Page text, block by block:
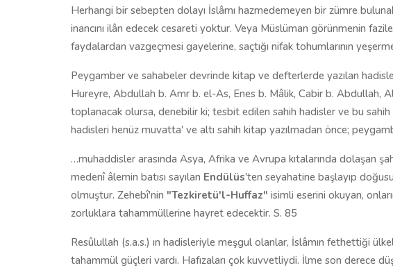
Herhangi bir sebepten dolayı İslâmı hazmedemeyen bir zümre
inancını ilân edecek cesareti yoktur. Veya Müslüman görünmenin
faydalardan vazgeçmesi gayelerine, saçtığı nifak tohumlarının
Peygamber ve sahabeler devrinde kitap ve defterlerde yazılan
Hureyre, Abdullah b. Amr b. el-As, Enes b. Mâlik, Cabir b. Abdullah,
toplanacak olursa, denebilir ki; tesbit edilen sahih hadisler ve bu
hadisleri henüz muvatta' ve altı sahih kitap yazılmadan önce;
…muhaddisler arasında Asya, Afrika ve Avrupa kıtalarında dolaşan
medenî âlemin batısı sayılan Endülüs'ten seyahatine başlayıp
olmuştur. Zehebî'nin "Tezkiretü'l-Huffaz" isimli eserini okuyan,
zorluklara tahammüllerine hayret edecektir. S. 85
Resûlullah (s.a.s.) ın hadisleriyle meşgul olanlar, İslâmın fethettiği
tahammül güçleri vardı. Hafızaları çok kuvvetliydi. İlme son derece